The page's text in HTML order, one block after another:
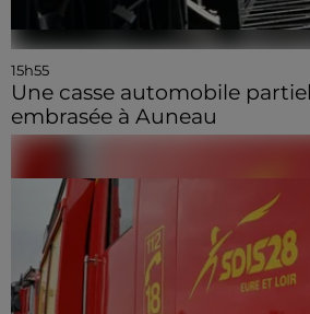
15h55
Une casse automobile
embrasée à Auneau